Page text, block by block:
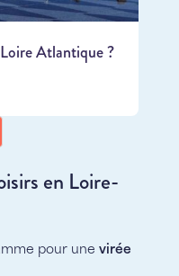
Atlantique ?
en Loire-
pour une virée